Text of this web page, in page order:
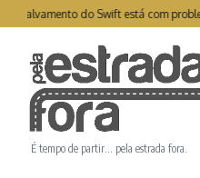
Ir para o conteúdo
salvamento do Swift está com
É tempo de partir… pela estrada fora.